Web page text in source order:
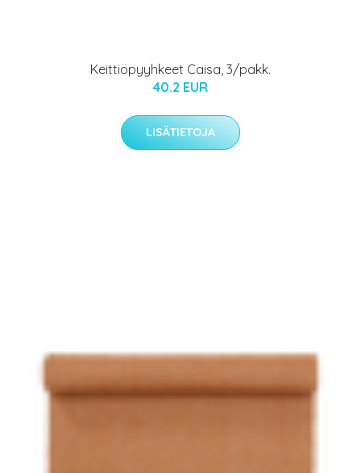
Keittiöpyyhkeet Caisa, 3/pakk.
40.2 EUR
LISÄTIETOJA